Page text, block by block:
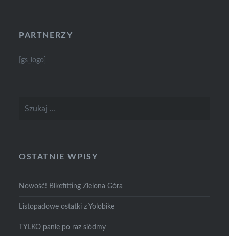
PARTNERZY
[gs_logo]
OSTATNIE WPISY
Nowość! Bikefitting Zielona Góra
Listopadowe ostatki z Yolobike
TYLKO panie po raz siódmy